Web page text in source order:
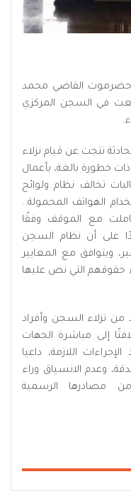
حضرموت القاضي محمد
في السجن المركزي
نتجت عن قيام نزلاء
خطورة بالغة، بأعمال
تخالف نظام ولوائح
الهواتف المحمولة..
مع الموقف وفقًا
على أن نظام السجن
ويتوافق مع المعايير
حقوقهم التي نص عليها
من نزلاء السجن وأفراد
إلى مباشرة الجهات
اللازمة، داعيا
وعدم الانسياق وراء
مصادرها الرسمية